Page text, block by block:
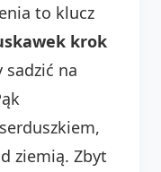
to klucz
krok
sadzić na
ziemią. Zbyt